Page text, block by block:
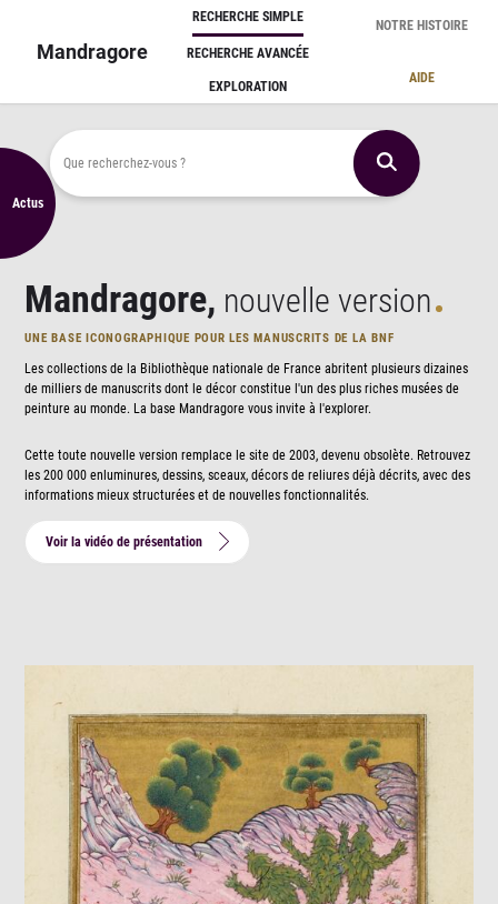
Mandragore
RECHERCHE SIMPLE
RECHERCHE AVANCÉE
EXPLORATION
NOTRE HISTOIRE
AIDE
Que recherchez-vous ?
Actus
Mandragore, nouvelle version
UNE BASE ICONOGRAPHIQUE POUR LES MANUSCRITS DE LA BNF
Les collections de la Bibliothèque nationale de France abritent plusieurs dizaines
de milliers de manuscrits dont le décor constitue l'un des plus riches musées de
peinture au monde. La base Mandragore vous invite à l'explorer.
Cette toute nouvelle version remplace le site de 2003, devenu obsolète. Retrouvez
les 200 000 enluminures, dessins, sceaux, décors de reliures déjà décrits, avec des
informations mieux structurées et de nouvelles fonctionnalités.
Voir la vidéo de présentation